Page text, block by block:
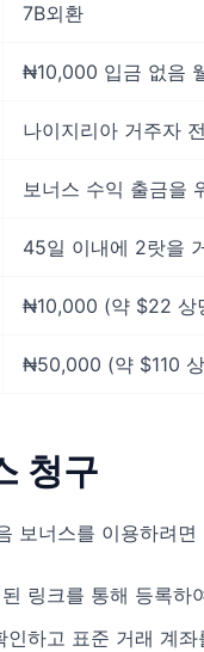
7B외환
₦10,000 입금 없음
나이지리아 거주자
보너스 수익 출금을
45일 이내에 2랏을
₦10,000 (약 $22 상
₦50,000 (약 $110
청구
보너스를 이용하려
링크를 통해 등록하
인하고 표준 거래 계좌